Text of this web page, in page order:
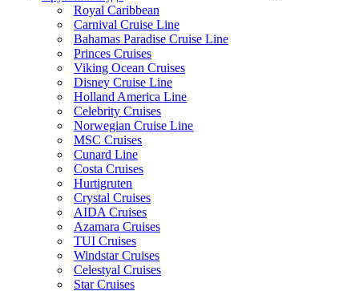
Royal Caribbean
Carnival Cruise Line
Bahamas Paradise Cruise Line
Princes Cruises
Viking Ocean Cruises
Disney Cruise Line
Holland America Line
Celebrity Cruises
Norwegian Cruise Line
MSC Cruises
Cunard Line
Costa Cruises
Hurtigruten
Crystal Cruises
AIDA Cruises
Azamara Cruises
TUI Cruises
Windstar Cruises
Celestyal Cruises
Star Cruises